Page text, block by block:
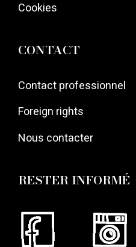
Cookies
CONTACT
Contact professionnel
Foreign rights
Nous contacter
RESTER INFORMÉ